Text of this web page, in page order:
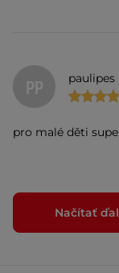
PP paulipes
pro malé děti
Načítať